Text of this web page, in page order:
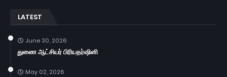
LATEST
June 30, 2026
துணை ஆட்சியர் பிரியதர்ஷினி
May 02, 2026